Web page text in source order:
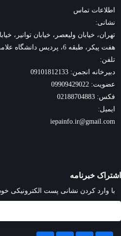
اطلاعات تماس
نشانی:
تهران، خیابان ولیعصر، خیابان توانیر،
هفت پیکر، طبقه 6، پردیس دانشگاه علامه طباطبایی
تلفن:
دبیرخانه انجمن: 09101812133
عضویت: 09909429022
فکس: 02188704883
ایمیل:
iepainfo.ir@gmail.com
اشتراک خبرنامه
با وارد کردن نشانی پست الکترونیکی